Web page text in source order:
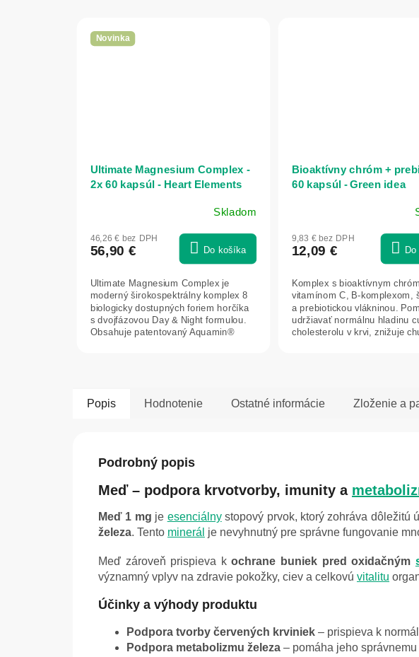
Novinka
Ultimate Magnesium Complex -
2x 60 kapsúl - Heart Elements
Skladom
46,26 € bez DPH
56,90 € Do košíka
Ultimate Magnesium Complex je
moderný širokospektrálny komplex 8
biologicky dostupných foriem horčíka
s dvojfázovou Day & Night formulou.
Obsahuje patentovaný Aquamin®
Bioaktívny chróm +
60 kapsúl - Green idea
9,83 € bez DPH
12,09 €
Komplex s bioaktívnym
vitamínom C, B-komplexom,
a prebiotickou vlákninou.
udržiavať normálnu hladinu
cholesterolu v krvi, znižuje
Popis Hodnotenie Ostatné informácie Zloženie a
Podrobný popis
Meď – podpora krvotvorby, imunity a
Meď 1 mg je esenciálnystopový prvok, ktorý zohráva dôležitú
železa. Tento minerál je nevyhnutný pre správne fungovanie
Meď zároveň prispieva kochrane buniek pred oxidačným
významný vplyv na zdravie pokožky, ciev a celkovú vitalitu
Účinky a výhody produktu
Podpora tvorby červených krviniek – prispieva k
Podpora metabolizmu železa – pomáha jeho